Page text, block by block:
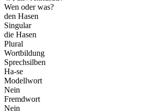
Wen oder was?
den Hasen
Singular
die Hasen
Plural
Wortbildung
Sprechsilben
Ha-se
Modellwort
Nein
Fremdwort
Nein